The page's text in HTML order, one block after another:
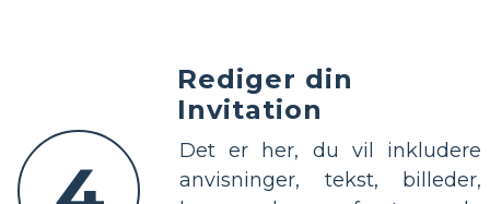
Rediger din
Invitation
Det er her, du vil inkludere
anvisninger, tekst, billeder,